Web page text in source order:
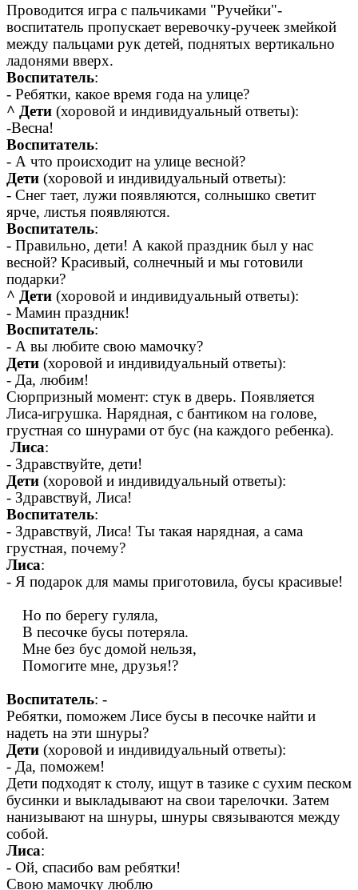
Проводится игра с пальчиками "Ручейки"-
воспитатель пропускает веревочку-ручеек змейкой
между пальцами рук детей, поднятых вертикально
ладонями вверх.
Воспитатель:
- Ребятки, какое время года на улице?
^ Дети (хоровой и индивидуальный ответы):
-Весна!
Воспитатель:
- А что происходит на улице весной?
Дети (хоровой и индивидуальный ответы):
- Снег тает, лужи появляются, солнышко светит
ярче, листья появляются.
Воспитатель:
- Правильно, дети! А какой праздник был у нас
весной? Красивый, солнечный и мы готовили
подарки?
^ Дети (хоровой и индивидуальный ответы):
- Мамин праздник!
Воспитатель:
- А вы любите свою мамочку?
Дети (хоровой и индивидуальный ответы):
- Да, любим!
Сюрпризный момент: стук в дверь. Появляется
Лиса-игрушка. Нарядная, с бантиком на голове,
грустная со шнурами от бус (на каждого ребенка).
Лиса:
- Здравствуйте, дети!
Дети (хоровой и индивидуальный ответы):
- Здравствуй, Лиса!
Воспитатель:
- Здравствуй, Лиса! Ты такая нарядная, а сама
грустная, почему?
Лиса:
- Я подарок для мамы приготовила, бусы красивые!
Но по берегу гуляла,
В песочке бусы потеряла.
Мне без бус домой нельзя,
Помогите мне, друзья!?
Воспитатель: -
Ребятки, поможем Лисе бусы в песочке найти и
надеть на эти шнуры?
Дети (хоровой и индивидуальный ответы):
- Да, поможем!
Дети подходят к столу, ищут в тазике с сухим песком
бусинки и выкладывают на свои тарелочки. Затем
нанизывают на шнуры, шнуры связываются между
собой.
Лиса:
- Ой, спасибо вам ребятки!
Свою мамочку люблю